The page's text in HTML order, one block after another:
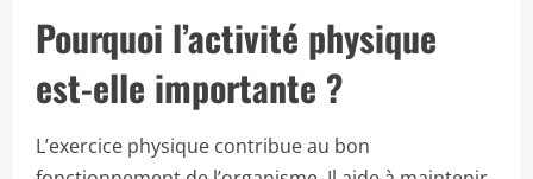
Pourquoi l’activité physique
est-elle importante ?
L’exercice physique contribue au bon